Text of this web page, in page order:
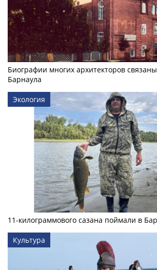
Биографии многих архитекторов
Барнаула
Экология
11-килограммового сазана поймали в
Культура